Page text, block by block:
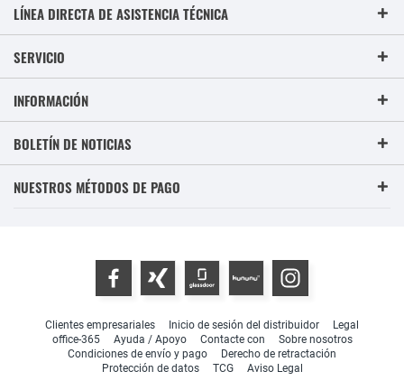
LÍNEA DIRECTA DE ASISTENCIA TÉCNICA
SERVICIO
INFORMACIÓN
BOLETÍN DE NOTICIAS
NUESTROS MÉTODOS DE PAGO
Clientes empresariales Inicio de sesión del distribuidor
Legal
office-365
Ayuda / Apoyo Contacte con
Sobre nosotros
Condiciones de envío y pago
Derecho de retractación
Protección de datos
TCG Aviso Legal